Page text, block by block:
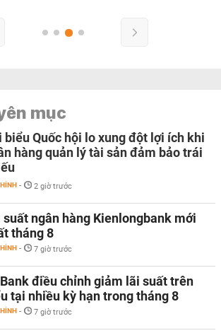
mục
biểu Quốc hội lo xung đột lợi ích khi
hàng quản lý tài sản đảm bảo trái
- 2 giờ trước
suất ngân hàng Kienlongbank mới
tháng 8
- 7 giờ trước
điều chỉnh giảm lãi suất trên
tại nhiều kỳ hạn trong tháng 8
- 7 giờ trước